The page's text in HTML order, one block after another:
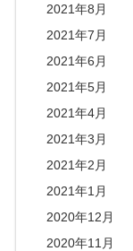
2021年8月
2021年7月
2021年6月
2021年5月
2021年4月
2021年3月
2021年2月
2021年1月
2020年12月
2020年11月